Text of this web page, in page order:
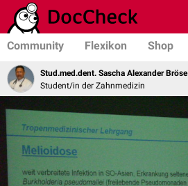
Community Flexikon Shop
Stud.med.dent. Sascha Alexander Bröse
Student/in der Zahnmedizin